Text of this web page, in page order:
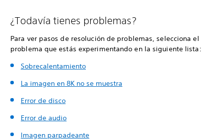
¿Todavía tienes problemas?
Para ver pasos de resolución de problemas, selecciona el
problema que estás experimentando en la siguiente lista:
Sobrecalentamiento
La imagen en 8K no se muestra
Error de disco
Error de audio
Imagen parpadeante